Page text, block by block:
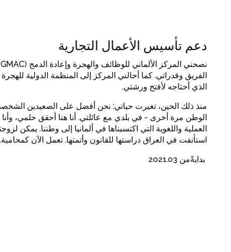
دعم تأسيس الأعمال التجارية
الذي أحتاجه لأفتح ورشتي.
منذ ذلك الحين، تغيرت حياتي: نحن أفضل على الصعيدين الشخصي
الوطن مرة أخرى - في بلدي مع عائلتي. أنا هنا أحقق حلمي، وأنا
العملية واللغوية التي اكتسبناها في ألمانيا إلى وطننا. يمكن
استأنفت في العراق دراستها للقانون وأتمتها. تعمل الآن كمحامية.
بدايةًمن 2021.03